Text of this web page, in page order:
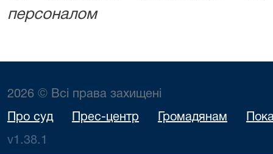
персоналом
2026 © Всі права захищені
Про суд Прес-центр Громадянам
v1.38.1